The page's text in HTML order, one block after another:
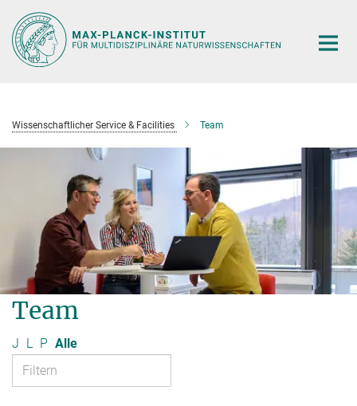
Hauptinhalt
Wissenschaftlicher Service & Facilities Team
Team
J L P Alle